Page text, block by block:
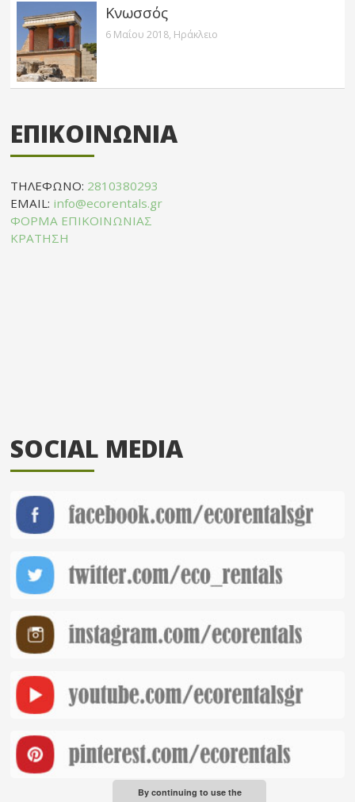
Κνωσσός
6 Μαΐου 2018, Ηράκλειο
ΕΠΙΚΟΙΝΩΝΙΑ
ΤΗΛΕΦΩΝΟ: 2810380293
EMAIL: info@ecorentals.gr
ΦΟΡΜΑ ΕΠΙΚΟΙΝΩΝΙΑΣ
ΚΡΑΤΗΣΗ
SOCIAL MEDIA
By continuing to use the